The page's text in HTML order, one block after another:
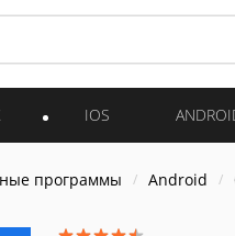
IOS
программы Android